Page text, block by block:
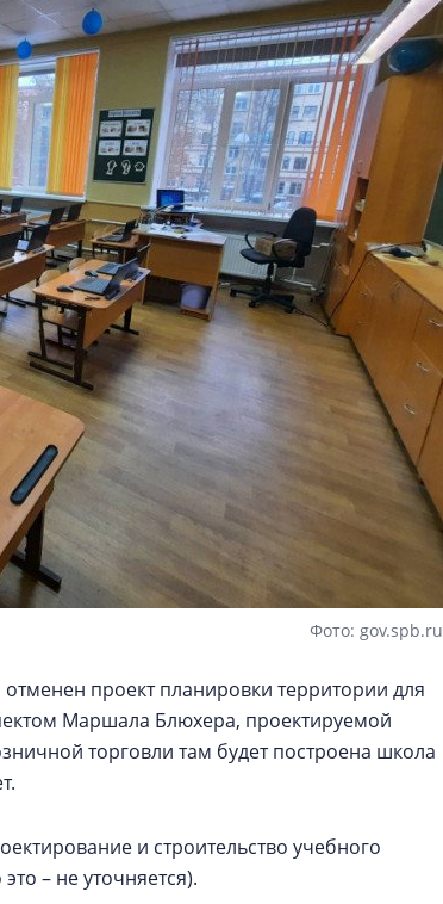
Фото: gov.spb.ru
проект планировки территории для
Маршала Блюхера, проектируемой
торговли там будет построена школа
и строительство учебного
– не уточняется).